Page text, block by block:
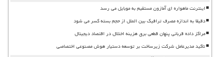
اینترنت ماهواره ای آمازون مستقیم به موبایل می رسد
دقیقا به اندازه مصرف ترافیک بین الملل از حجم بسته کسر می شود
مراکز داده قربانی پنهان قطعی برق هزینه اختلال در اقتصاد دیجیتال
تاکید مدیرعامل شرکت زیرساخت بر توسعه دستیار هوش مصنوعی اختصاصی